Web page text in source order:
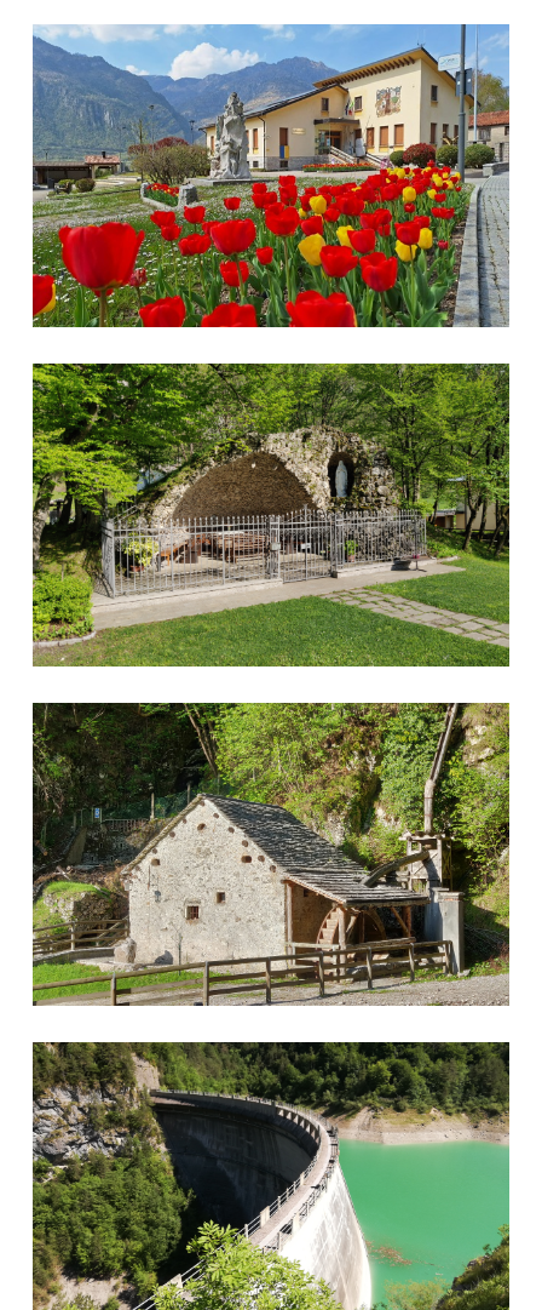
Municipio di Soverzene
Grotta
Mulino
Diga